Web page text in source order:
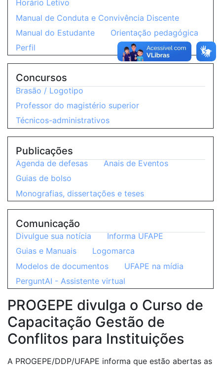
PROGEPE divulga o Curso de
Capacitação Gestão de
Conflitos para Instituições
A PROGEPE/DDP/UFAPE informa que estão abertas as
Horário Letivo
Manual de Conduta e Convivência Discente
Manual do Estudante
Orientação pedagógica
Perfil
Concursos
Brasão / Logotipo
Professor do magistério superior
Técnicos-administrativos
Publicações
Agenda de defesas
Anais de Eventos
Guias de bolso
Monografias, dissertações e teses
Comunicação
Divulgue sua notícia
Informa UFAPE
Guias e Manuais
Logomarca
Modelos de documentos
UFAPE na mídia
PerguntAI - Assistente virtual